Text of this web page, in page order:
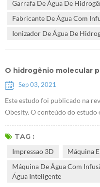
que I...
Garrafa De Água De
Fabricante De Água Com
Ionizador De Água De
O hidrogênio molecular
Sep 03, 2021
Este estudo foi publicado na
Obesity. O conteúdo do
descobriram queE Máquina
acúmulo de glicogênio no
Health...
TAG :
Impressao 3D
Máquina
Máquina De Água Com
Água Inteligente